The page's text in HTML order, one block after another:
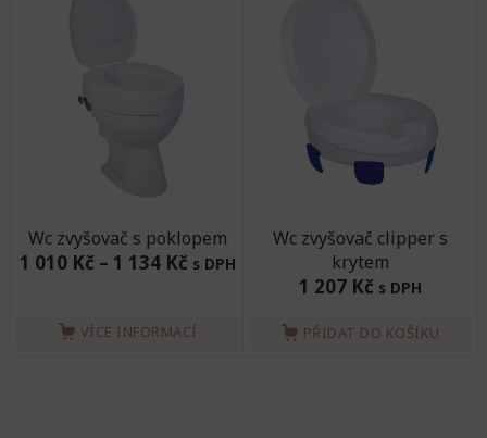
Wc zvyšovač s poklopem
1 010 Kč– 1 134 Kč s DPH
VÍCE INFORMACÍ
Wc zvyšovač clipper s
krytem
1 207 Kč s DPH
PŘIDAT DO KOŠÍKU